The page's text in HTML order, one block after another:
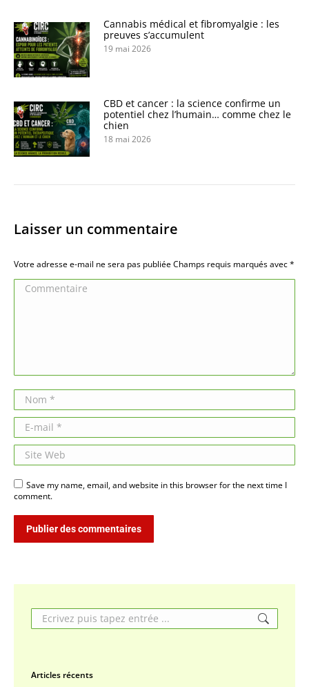
Cannabis médical et fibromyalgie : les
preuves s’accumulent
19 mai 2026
CBD et cancer : la science confirme un
potentiel chez l’humain… comme chez le
chien
18 mai 2026
Laisser un commentaire
Votre adresse e-mail ne sera pas publiée Champs requis marqués avec*
Commentaire
Nom *
E-mail *
Site Web
Save my name, email, and website in this browser for the next time I
comment.
Publier des commentaires
Search:
Articles récents